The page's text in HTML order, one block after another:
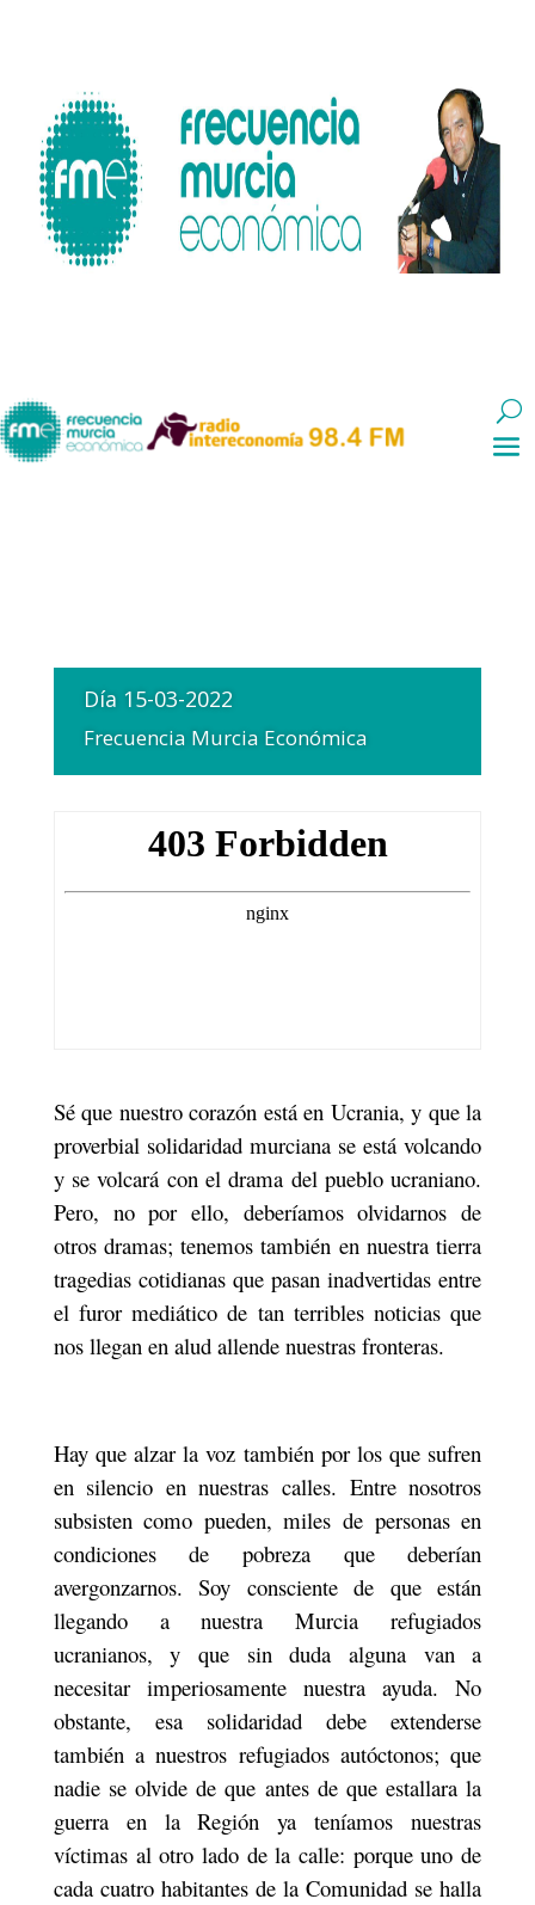
Día 15-03-2022
Frecuencia Murcia Económica
Sé que nuestro corazón está en Ucrania, y que la
proverbial solidaridad murciana se está volcando
y se volcará con el drama del pueblo ucraniano.
Pero, no por ello, deberíamos olvidarnos de
otros dramas; tenemos también en nuestra tierra
tragedias cotidianas que pasan inadvertidas entre
el furor mediático de tan terribles noticias que
nos llegan en alud allende nuestras fronteras.
Hay que alzar la voz también por los que sufren
en silencio en nuestras calles. Entre nosotros
subsisten como pueden, miles de personas en
condiciones de pobreza que deberían
avergonzarnos. Soy consciente de que están
llegando a nuestra Murcia refugiados
ucranianos, y que sin duda alguna van a
necesitar imperiosamente nuestra ayuda. No
obstante, esa solidaridad debe extenderse
también a nuestros refugiados autóctonos; que
nadie se olvide de que antes de que estallara la
guerra en la Región ya teníamos nuestras
víctimas al otro lado de la calle: porque uno de
cada cuatro habitantes de la Comunidad se halla